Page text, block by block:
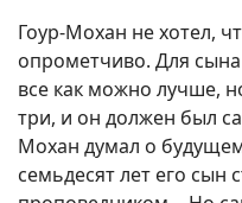
Гоур-Мохан не хотел,
опрометчиво. Для сына
все как можно лучше,
три, и он должен был
Мохан думал о
семьдесят лет его сын